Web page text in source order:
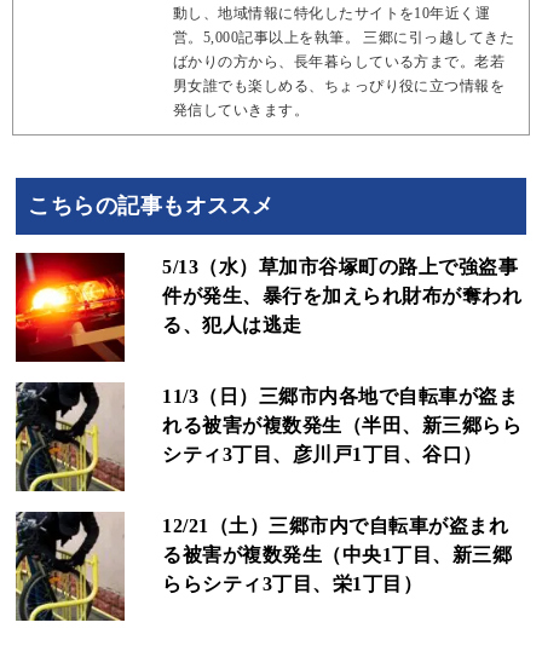
動し、地域情報に特化したサイトを10年近く運
営。5,000記事以上を執筆。 三郷に引っ越してきた
ばかりの方から、長年暮らしている方まで。老若
男女誰でも楽しめる、ちょっぴり役に立つ情報を
発信していきます。
こちらの記事もオススメ
5/13（水）草加市谷塚町の路上で強盗事
件が発生、暴行を加えられ財布が奪われ
る、犯人は逃走
11/3（日）三郷市内各地で自転車が盗ま
れる被害が複数発生（半田、新三郷らら
シティ3丁目、彦川戸1丁目、谷口）
12/21（土）三郷市内で自転車が盗まれ
る被害が複数発生（中央1丁目、新三郷
ららシティ3丁目、栄1丁目）